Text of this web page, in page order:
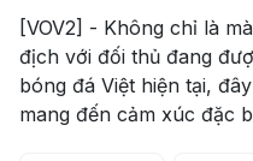
[VOV2] - Không chỉ là
địch với đối thủ đang
bóng đá Việt hiện tại,
mang đến cảm xúc đặc